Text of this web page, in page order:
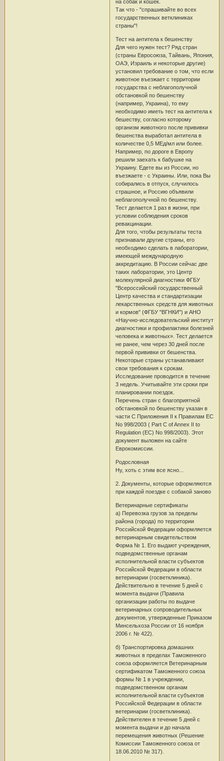
на собак и кошек.
Так что - "спрашивайте во всех
государственных ветклиниках
страны"!
Тест на антитела к бешенству
Для чего нужен тест? Ряд стран
(страны Евросоюза, Тайвань, Япония,
ОАЭ, Израиль и некоторые другие)
установил требование о том, что если
животное въезжает с территории
государства с неблагополучной
обстановкой по бешенству
(например, Украина), то ему
необходимо иметь тест на антитела к
бешеству, согласно которому
организм животного после прививки
бешенства выработал антитела в
количестве 0,5 МЕд/мл или более.
Например, по дороге в Европу
решили заехать к бабушке на
Украину. Едете вы из России, но
въезжаете - с Украины. Или, пока Вы
собирались в отпуск, случилось
страшное, и Россию объявили
неблагополучной по бешенству.
Тест делается 1 раз в жизни, при
условии соблюдения сроков
ревакцинации.
Для того, чтобы результаты теста
признавали другие страны, его
необходимо сделать в лаборатории,
имеющей международную
аккредитацию. В России сейчас две
таких лаборатории, это Центр
молекулярной диагностики ФГБУ
"Всероссийский государственный
Центр качества и стандартизации
лекарственных средств для животных
и кормов" (ФГБУ "ВГНКИ") и АНО
«Научно-исследовательский институт
диагностики и профилактики болезней
человека и животных». Тест делается
не ранее, чем через 30 дней после
первой прививки от бешенства.
Некоторые страны устанавливают
свои требования к срокам.
Исследование проводится в течение
3 недель. Учитывайте эти сроки при
планировании поездок.
Перечень стран с благоприятной
обстановкой по бешенству указан в
части C Приложения II к Правилам ЕС
No 998/2003 ( Part C of Annex II to
Regulation (EC) No 998/2003). Этот
документ выложен на сайте
Еврокомиссии.
Родословная
Ну, хоть с этим все ясно...
2. Документы, которые оформляются
при каждой поездке с собакой заново
Ветеринарные сертификаты
а) Перевозка грузов за пределы
района (города) по территории
Российской Федерации оформляется
ветеринарным свидетельством
Форма № 1. Его выдают учреждения,
подведомственные органам
исполнительной власти субъектов
Российской Федерации в области
ветеринарии (госветклиника).
Действительно в течение 5 дней с
момента выдачи (Правила
организации работы по выдаче
ветеринарных сопроводительных
документов, утвержденные Приказом
Минсельхоза России от 16 ноября
2006 г. № 422).
б) Транспортировка домашних
животных в пределах Таможенного
союза оформляется Ветеринарным
сертификатом Таможенного союза
формы № 1 в учреждении,
подведомственном органам
исполнительной власти субъектов
Российской Федерации в области
ветеринарии (госветклиника).
Действителен в течение 5 дней с
момента выдачи и до начала
перемещения животных (Решение
Комиссии Таможенного союза от
18.06.2010 № 317).